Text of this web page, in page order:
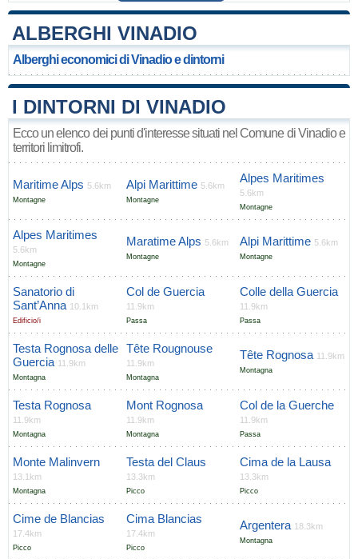
ALBERGHI VINADIO
Alberghi economici di Vinadio e dintorni
I DINTORNI DI VINADIO
Ecco un elenco dei punti d'interesse situati nel Comune di Vinadio e
territori limitrofi.
Maritime Alps 5.6km
Montagne
Alpi Marittime 5.6km
Montagne
Alpes Maritimes
5.6km
Montagne
Alpes Maritimes
5.6km
Montagne
Maratime Alps 5.6km
Montagne
Alpi Marittime 5.6km
Montagne
Sanatorio di
Sant’Anna 10.1km
Edificio/i
Col de Guercia
11.9km
Passa
Colle della Guercia
11.9km
Passa
Testa Rognosa delle
Guercia 11.9km
Montagna
Tête Rougnouse
11.9km
Montagna
Tête Rognosa 11.9km
Montagna
Testa Rognosa
11.9km
Montagna
Mont Rognosa
11.9km
Montagna
Col de la Guerche
11.9km
Passa
Monte Malinvern
13.1km
Montagna
Testa del Claus
13.3km
Picco
Cima de la Lausa
13.3km
Picco
Cime de Blancias
17.4km
Picco
Cima Blancias
17.4km
Picco
Argentera 18.3km
Montagna